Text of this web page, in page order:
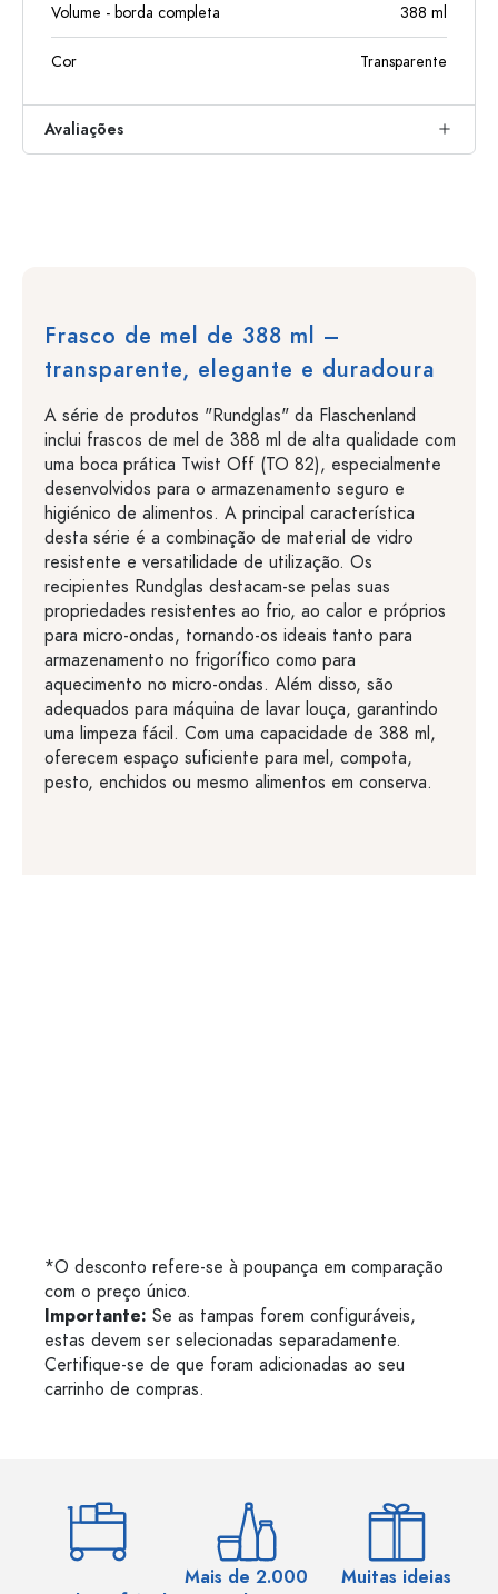
Volume - borda completa 388 ml
Cor Transparente
Avaliações
Frasco de mel de 388 ml –
transparente, elegante e duradoura
A série de produtos "Rundglas" da Flaschenland
inclui frascos de mel de 388 ml de alta qualidade com
uma boca prática Twist Off (TO 82), especialmente
desenvolvidos para o armazenamento seguro e
higiénico de alimentos. A principal característica
desta série é a combinação de material de vidro
resistente e versatilidade de utilização. Os
recipientes Rundglas destacam-se pelas suas
propriedades resistentes ao frio, ao calor e próprios
para micro-ondas, tornando-os ideais tanto para
armazenamento no frigorífico como para
aquecimento no micro-ondas. Além disso, são
adequados para máquina de lavar louça, garantindo
uma limpeza fácil. Com uma capacidade de 388 ml,
oferecem espaço suficiente para mel, compota,
pesto, enchidos ou mesmo alimentos em conserva.
*O desconto refere-se à poupança em comparação
com o preço único.
Importante: Se as tampas forem configuráveis,
estas devem ser selecionadas separadamente.
Certifique-se de que foram adicionadas ao seu
carrinho de compras.
Mais de 2.000
Muitas ideias